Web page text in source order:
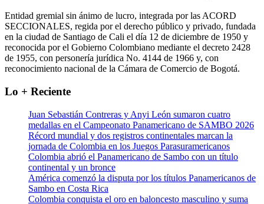
Entidad gremial sin ánimo de lucro, integrada por las ACORD
SECCIONALES, regida por el derecho público y privado, fundada
en la ciudad de Santiago de Cali el día 12 de diciembre de 1950 y
reconocida por el Gobierno Colombiano mediante el decreto 2428
de 1955, con personería jurídica No. 4144 de 1966 y, con
reconocimiento nacional de la Cámara de Comercio de Bogotá.
Lo + Reciente
Juan Sebastián Contreras y Anyi León sumaron cuatro
medallas en el Campeonato Panamericano de SAMBO 2026
Récord mundial y dos registros continentales marcan la
jornada de Colombia en los Juegos Parasuramericanos
Colombia abrió el Panamericano de Sambo con un título
continental y un bronce
América comenzó la disputa por los títulos Panamericanos de
Sambo en Costa Rica
Colombia conquista el oro en baloncesto masculino y suma